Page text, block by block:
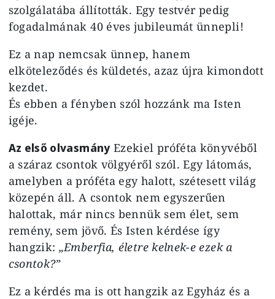
szolgálatába állították. Egy testvér pedig
fogadalmának 40 éves jubileumát ünnepli!
Ez a nap nemcsak ünnep, hanem
elköteleződés és küldetés, azaz újra kimondott
kezdet.
És ebben a fényben szól hozzánk ma Isten
igéje.
Az első olvasmány Ezekiel próféta könyvéből
a száraz csontok völgyéről szól. Egy látomás,
amelyben a próféta egy halott, szétesett világ
közepén áll. A csontok nem egyszerűen
halottak, már nincs bennük sem élet, sem
remény, sem jövő. És Isten kérdése így
hangzik: „Emberfia, életre kelnek-e ezek a
csontok?”
Ez a kérdés ma is ott hangzik az Egyház és a